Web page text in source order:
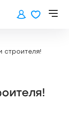
строителя!